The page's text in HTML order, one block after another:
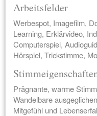
Arbeitsfelder
Werbespot, Imagefilm,
Learning, Erklärvideo,
Computerspiel,
Hörspiel, Trickstimme,
Prägnante, warme
Wandelbare
Mitgefühl und